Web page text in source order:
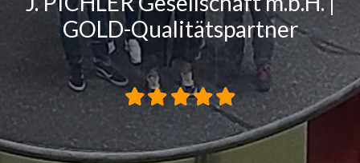
GOLD-Qualitätspartner